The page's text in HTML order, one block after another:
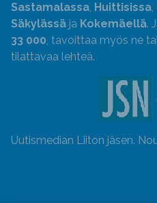
Sastamalassa, Huittisissa,
Säkylässä ja Kokemäellä.
33 000, tavoittaa myös ne
tilattavaa lehteä.
Uutismedian Liiton jäsen.